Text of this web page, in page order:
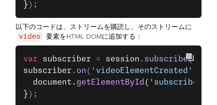
} );
以下のコードは、ストリームを購読し、そのストリームに
video 要素をHTML DOMに追加する：
var subscriber = session . subscribe(
subscriber . on ( 'videoElementCreated'
  document.
getElementById ( 'subscriber-
} );